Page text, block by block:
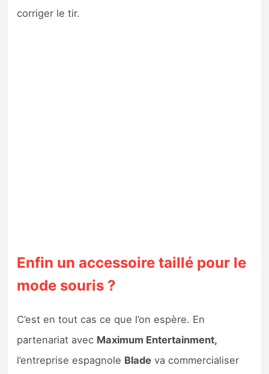
corriger le tir.
Enfin un accessoire taillé pour le
mode souris ?
C’est en tout cas ce que l’on espère. En
partenariat avec Maximum Entertainment,
l’entreprise espagnole Blade va commercialiser